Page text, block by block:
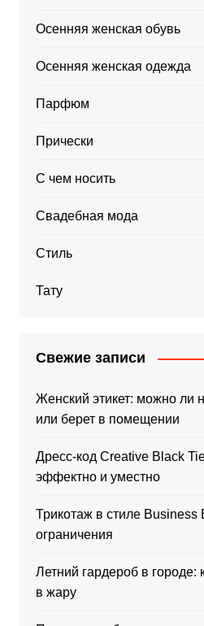
Осенняя женская обувь
Осенняя женская одежда
Парфюм
Прически
С чем носить
Свадебная мода
Стиль
Тату
Свежие записи
Женский этикет: можно ли
или берет в помещении
Дресс-код Creative Black
эффектно и уместно
Трикотаж в стиле Business
ограничения
Летний гардероб в городе:
в жару